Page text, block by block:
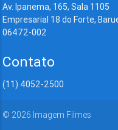
Av. Ipanema, 165, Sala 1105
Empresarial 18 do Forte,
06472-002
Contato
(11) 4052-2500
© 2026 Imagem Filmes